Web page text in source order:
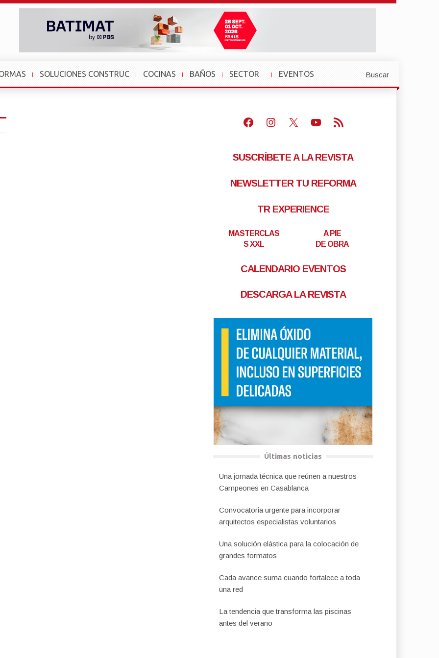
SOLUCIONES CONSTRUC COCINAS BAÑOS
SECTOR
»
EVENTOS
»
Buscar
Facebook
Instagram
X Youtube
Feed RSS
SUSCRÍBETE A LA REVISTA
NEWSLETTER TU REFORMA
TR EXPERIENCE
MASTERCLAS
S XXL
A PIE
DE OBRA
CALENDARIO EVENTOS
DESCARGA LA REVISTA
Últimas noticias
Una jornada técnica que reúnen a nuestros
Campeones en Casablanca
Convocatoria urgente para incorporar
arquitectos especialistas voluntarios
Una solución elástica para la colocación de
grandes formatos
Cada avance suma cuando fortalece a toda
una red
La tendencia que transforma las piscinas
antes del verano